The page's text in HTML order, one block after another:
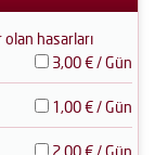
hasarları
3,00 € / Gün
1,00 € / Gün
2,00 € / Gün